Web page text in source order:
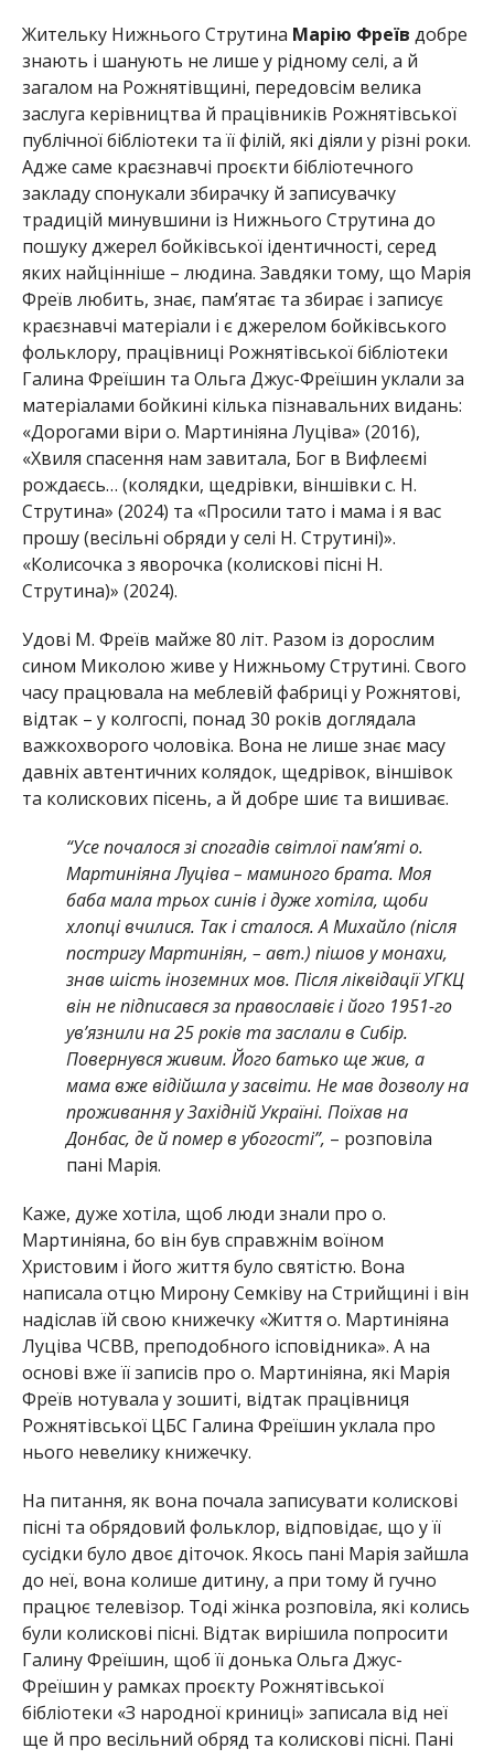
Жительку Нижнього Струтина Марію Фреїв добре
знають і шанують не лише у рідному селі, а й
загалом на Рожнятівщині, передовсім велика
заслуга керівництва й працівників Рожнятівської
публічної бібліотеки та її філій, які діяли у різні роки.
Адже саме краєзнавчі проєкти бібліотечного
закладу спонукали збирачку й записувачку
традицій минувшини із Нижнього Струтина до
пошуку джерел бойківської ідентичності, серед
яких найцінніше – людина. Завдяки тому, що Марія
Фреїв любить, знає, пам’ятає та збирає і записує
краєзнавчі матеріали і є джерелом бойківського
фольклору, працівниці Рожнятівської бібліотеки
Галина Фреїшин та Ольга Джус-Фреїшин уклали за
матеріалами бойкині кілька пізнавальних видань:
«Дорогами віри о. Мартиніяна Луціва» (2016),
«Хвиля спасення нам завитала, Бог в Вифлеємі
рождаєсь… (колядки, щедрівки, віншівки с. Н.
Струтина» (2024) та «Просили тато і мама і я вас
прошу (весільні обряди у селі Н. Струтині)».
«Колисочка з яворочка (колискові пісні Н.
Струтина)» (2024).
Удові М. Фреїв майже 80 літ. Разом із дорослим
сином Миколою живе у Нижньому Струтині. Свого
часу працювала на меблевій фабриці у Рожнятові,
відтак – у колгоспі, понад 30 років доглядала
важкохворого чоловіка. Вона не лише знає масу
давніх автентичних колядок, щедрівок, віншівок
та колискових пісень, а й добре шиє та вишиває.
“Усе почалося зі спогадів світлої пам’яті о.
Мартиніяна Луціва – маминого брата. Моя
баба мала трьох синів і дуже хотіла, щоби
хлопці вчилися. Так і сталося. А Михайло (після
постригу Мартиніян, – авт.) пішов у монахи,
знав шість іноземних мов. Після ліквідації УГКЦ
він не підписався за православіє і його 1951-го
ув’язнили на 25 років та заслали в Сибір.
Повернувся живим. Його батько ще жив, а
мама вже відійшла у засвіти. Не мав дозволу на
проживання у Західній Україні. Поїхав на
Донбас, де й помер в убогості”, – розповіла
пані Марія.
Каже, дуже хотіла, щоб люди знали про о.
Мартиніяна, бо він був справжнім воїном
Христовим і його життя було святістю. Вона
написала отцю Мирону Семківу на Стрийщині і він
надіслав їй свою книжечку «Життя о. Мартиніяна
Луціва ЧСВВ, преподобного ісповідника». А на
основі вже її записів про о. Мартиніяна, які Марія
Фреїв нотувала у зошиті, відтак працівниця
Рожнятівської ЦБС Галина Фреїшин уклала про
нього невелику книжечку.
На питання, як вона почала записувати колискові
пісні та обрядовий фольклор, відповідає, що у її
сусідки було двоє діточок. Якось пані Марія зайшла
до неї, вона колише дитину, а при тому й гучно
працює телевізор. Тоді жінка розповіла, які колись
були колискові пісні. Відтак вирішила попросити
Галину Фреїшин, щоб її донька Ольга Джус-
Фреїшин у рамках проєкту Рожнятівської
бібліотеки «З народної криниці» записала від неї
ще й про весільний обряд та колискові пісні. Пані